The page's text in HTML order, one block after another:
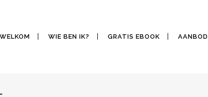
WELKOM WIE BEN IK? GRATIS EBOOK AANBOD